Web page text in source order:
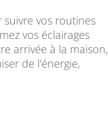
suivre vos routines
vos éclairages
arrivée à la maison,
de l'énergie,